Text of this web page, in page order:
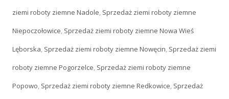
ziemi roboty ziemne Nadole, Sprzedaż ziemi roboty ziemne
Niepoczołowice, Sprzedaż ziemi roboty ziemne Nowa Wieś
Lęborska, Sprzedaż ziemi roboty ziemne Nowęcin, Sprzedaż ziemi
roboty ziemne Pogorzelce, Sprzedaż ziemi roboty ziemne
Popowo, Sprzedaż ziemi roboty ziemne Redkowice, Sprzedaż